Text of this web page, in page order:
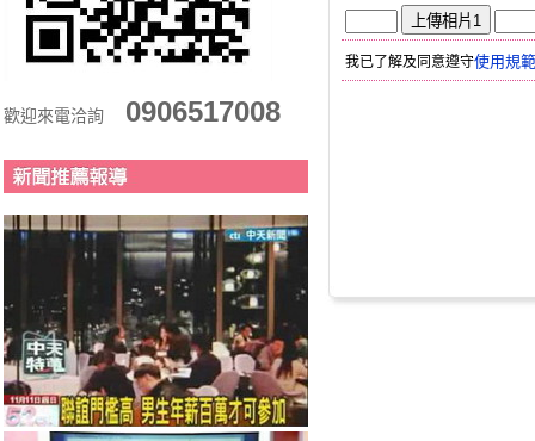
歡迎來電洽詢 0906517008
我已了解及同意遵守使用規